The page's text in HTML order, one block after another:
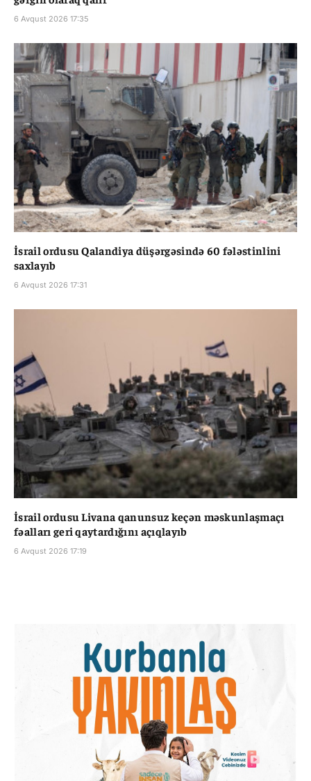
6 Avqust 2026 17:35
İsrail ordusu Qalandiya düşərgəsində 60 fələstinlini
saxlayıb
6 Avqust 2026 17:31
İsrail ordusu Livana qanunsuz keçən məskunlaşmaçı
fəalları geri qaytardığını açıqlayıb
6 Avqust 2026 17:19